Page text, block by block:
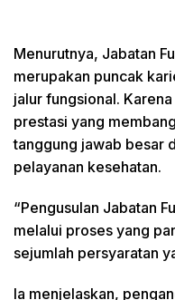
Menurutnya, Jabatan
merupakan puncak
jalur fungsional.
prestasi yang
tanggung jawab besar
pelayanan kesehatan.
“Pengusulan Jabatan
melalui proses yang
sejumlah persyaratan
Ia menjelaskan,